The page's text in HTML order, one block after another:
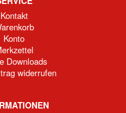
Kontakt
Konto
Downloads
widerrufen